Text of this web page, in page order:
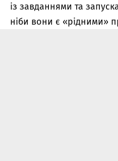
із завданнями та
ніби вони є «рідними»